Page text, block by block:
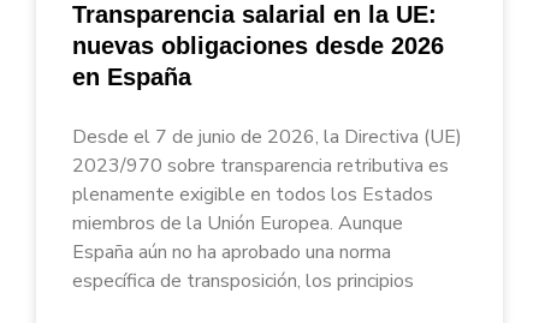
Transparencia salarial en la UE:
nuevas obligaciones desde 2026
en España
Desde el 7 de junio de 2026, la Directiva (UE)
2023/970 sobre transparencia retributiva es
plenamente exigible en todos los Estados
miembros de la Unión Europea. Aunque
España aún no ha aprobado una norma
específica de transposición, los principios